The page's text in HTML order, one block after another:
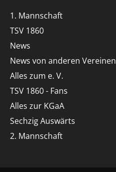
1. Mannschaft
TSV 1860
News
News von anderen Vereinen
Alles zum e. V.
TSV 1860 - Fans
Alles zur KGaA
Sechzig Auswärts
2. Mannschaft